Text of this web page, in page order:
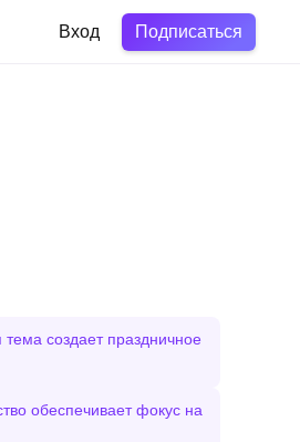
Вход Подписаться
создает праздничное
обеспечивает фокус на